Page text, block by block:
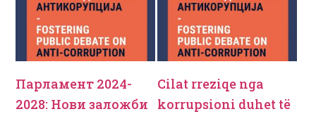
Парламент 2024-
2028: Нови заложби
Cilat rreziqe nga
korrupsioni duhet të